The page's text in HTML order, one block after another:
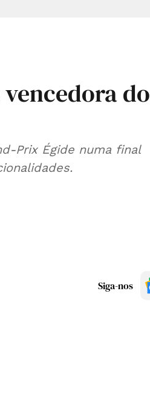
do
Prix Égide numa final
Siga-nos